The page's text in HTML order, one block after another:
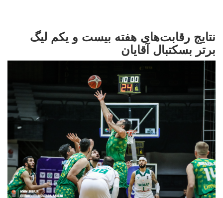
نتایج رقابت‌های هفته بیست و یکم لیگ
برتر بسکتبال آقایان